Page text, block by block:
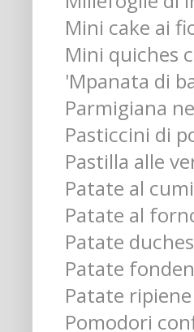
Mini cake ai
Mini quiches
'Mpanata di
Parmigiana
Pasticcini di
Pastilla alle
Patate al
Patate al
Patate
Patate
Patate
Pomodori